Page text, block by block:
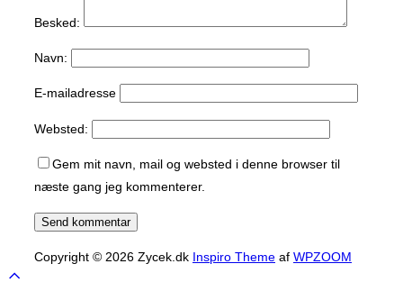
Besked:
Navn:
E-mailadresse
Websted:
Gem mit navn, mail og websted i denne browser til
næste gang jeg kommenterer.
Copyright © 2026 Zycek.dk Inspiro Theme af WPZOOM